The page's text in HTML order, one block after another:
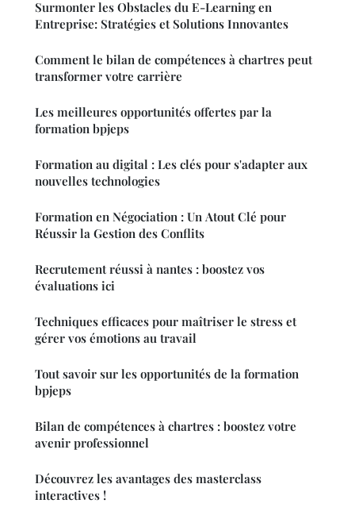
Surmonter les Obstacles du E-Learning en
Entreprise: Stratégies et Solutions Innovantes
Comment le bilan de compétences à chartres peut
transformer votre carrière
Les meilleures opportunités offertes par la
formation bpjeps
Formation au digital : Les clés pour s'adapter aux
nouvelles technologies
Formation en Négociation : Un Atout Clé pour
Réussir la Gestion des Conflits
Recrutement réussi à nantes : boostez vos
évaluations ici
Techniques efficaces pour maîtriser le stress et
gérer vos émotions au travail
Tout savoir sur les opportunités de la formation
bpjeps
Bilan de compétences à chartres : boostez votre
avenir professionnel
Découvrez les avantages des masterclass
interactives !